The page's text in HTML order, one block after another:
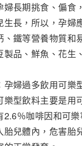
婦長期挑食、偏食
生長，所以，孕婦
鐵等營養物質和
製品、鮮魚、花生
孕婦過多飲用可樂
樂型飲料主要是用
2.6％咖啡因和可樂
兒體內，危害胎